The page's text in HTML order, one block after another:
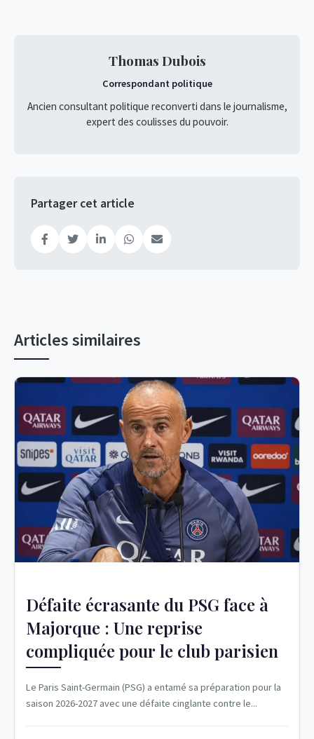
Thomas Dubois
Correspondant politique
Ancien consultant politique reconverti dans le journalisme,
expert des coulisses du pouvoir.
Partager cet article
Articles similaires
Défaite écrasante du PSG face à
Majorque : Une reprise
compliquée pour le club parisien
Le Paris Saint-Germain (PSG) a entamé sa préparation pour la
saison 2026-2027 avec une défaite cinglante contre le...